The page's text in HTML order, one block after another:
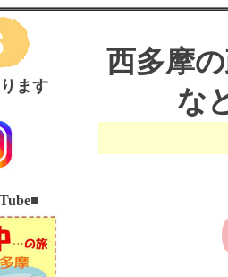
ます
■
西多摩
な